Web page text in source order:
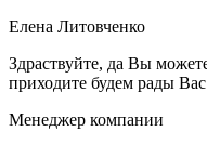
Елена Литовченко
Здраствуйте, да Вы
приходите будем рады
Менеджер компании